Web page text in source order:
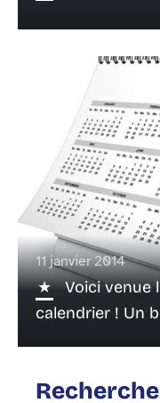
11 janvier 2014
Voici venue
calendrier ! Un
Recherche